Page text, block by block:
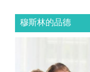
穆斯林的品德